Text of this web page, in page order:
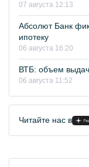
07 августа 12:13
Абсолют Банк
ипотеку
06 августа 16:20
ВТБ: объем
06 августа 11:52
Читайте нас в